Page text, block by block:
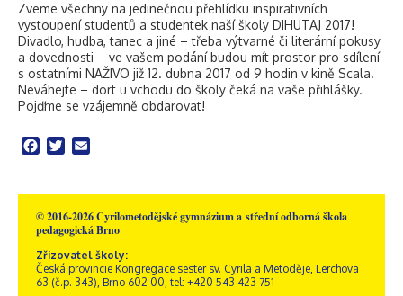
Zveme všechny na jedinečnou přehlídku inspirativních
vystoupení studentů a studentek naší školy DIHUTAJ 2017!
Divadlo, hudba, tanec a jiné – třeba výtvarné či literární pokusy
a dovednosti – ve vašem podání budou mít prostor pro sdílení
s ostatními NAŽIVO již 12. dubna 2017 od 9 hodin v kině Scala.
Neváhejte – dort u vchodu do školy čeká na vaše přihlášky.
Pojďme se vzájemně obdarovat!
Facebook
Twitter
© 2016-2026 Cyrilometodějské gymnázium a střední odborná škola
pedagogická Brno
Zřizovatel školy:
Česká provincie Kongregace sester sv. Cyrila a Metoděje, Lerchova
63 (č.p. 343), Brno 602 00, tel: +420 543 423 751